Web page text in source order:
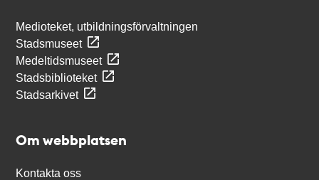
Medioteket, utbildningsförvaltningen
Stadsmuseet
Medeltidsmuseet
Stadsbiblioteket
Stadsarkivet
Om webbplatsen
Kontakta oss